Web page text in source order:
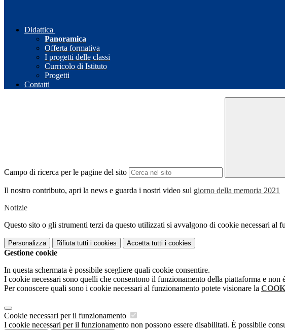
Didattica
Panoramica
Offerta formativa
I progetti delle classi
Curricolo di Istituto
Progetti
Contatti
Campo di ricerca per le pagine del sito
Il nostro contributo, apri la news e guarda i nostri video sul giorno della memoria 2021
Notizie
Questo sito o gli strumenti terzi da questo utilizzati si avvalgono di cookie necessari al
Personalizza Rifiuta tutti i cookies Accetta tutti i cookies
Gestione cookie
In questa schermata è possibile scegliere quali cookie consentire.
I cookie necessari sono quelli che consentono il funzionamento della piattaforma e non
Per conoscere quali sono i cookie necessari al funzionamento potete visionare la
Cookie necessari per il funzionamento
I cookie necessari per il funzionamento non possono essere disabilitati. È possibile